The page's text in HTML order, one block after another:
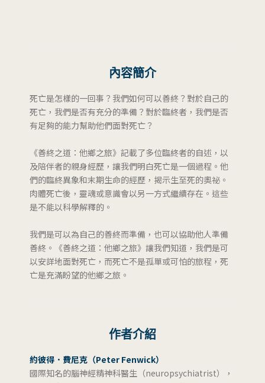
內容簡介
死亡是怎樣的一回事？我們如何可以善終？對於自己的
死亡，我們是否有充分的準備？對於臨終者，我們是否
有足夠的能力幫助他們面對死亡？
《善終之道：他鄉之旅》記載了多位臨終者的自述，以
及陪伴者的親身經歷，讓我們明白死亡是一個過程。他
們的臨終異象和末期生命的經歷，揭示生至死的奧祕。
肉體死亡後，靈魂或意識會以另一方式繼續存在。這些
是不能以科學解釋的。
我們是可以為自己的善終而準備，也可以協助他人準備
善終。《善終之道：他鄉之旅》讓我們知道，我們是可
以安詳地面對死亡，而死亡不是孤單或可怕的旅程，死
亡是充滿盼望的他鄉之旅。
作者介紹
約彼得．費尼克（Peter Fenwick）
國際知名的腦神經精神科醫生（neuropsychiatrist），